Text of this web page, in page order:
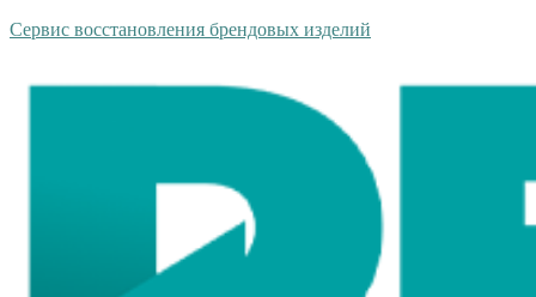
Сервис восстановления брендовых изделий